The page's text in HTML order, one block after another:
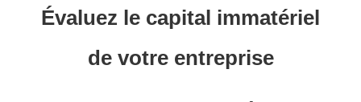
Évaluez le capital immatériel
de votre entreprise